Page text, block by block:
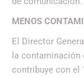
MENOS
El Director
la
contribuye con el